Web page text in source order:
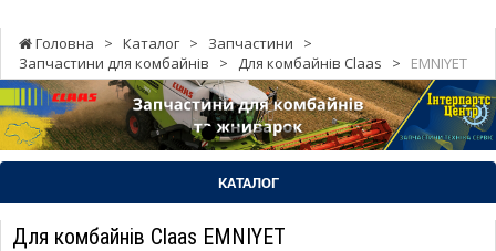
Головна > Каталог > Запчастини
>
Запчастини для комбайнів
> Для комбайнів Claas > EMNIYET
КАТАЛОГ
Для комбайнів Claas EMNIYET